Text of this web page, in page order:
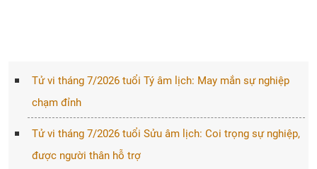
Tử vi tháng 7/2026 tuổi Tý âm lịch: May mắn sự nghiệp
chạm đỉnh
Tử vi tháng 7/2026 tuổi Sửu âm lịch: Coi trọng sự nghiệp,
được người thân hỗ trợ